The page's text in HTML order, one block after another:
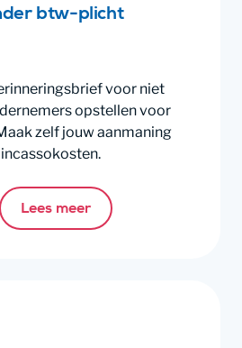
btw-plicht
voor niet
opstellen voor
zelf jouw aanmaning
Lees meer